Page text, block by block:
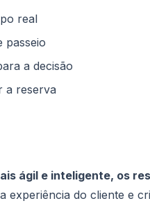
real
passeio
a decisão
a reserva
ágil e inteligente, os
experiência do cliente e